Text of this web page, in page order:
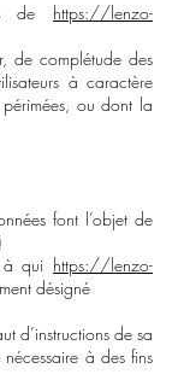
de https://lenzo-
de complétude des
à caractère
périmées, ou dont la
font l’objet de
à qui https://lenzo-
désigné
d’instructions de sa
à des fins